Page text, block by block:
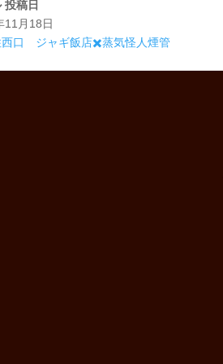
投稿日
11月18日
西口 ジャギ飯店✖️蒸気怪人煙管